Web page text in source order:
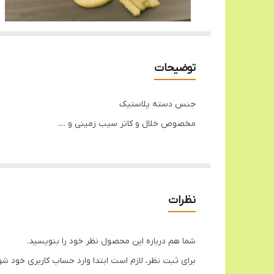
توضیحات
جنس دسته پلاستیک
مخصوص خلال و کاتر سیب زمینی و ....
نظرات
شما هم درباره این محصول نظر خود را بنویسید.
برای ثبت نظر، لازم است ابتدا وارد حساب کاربری خود